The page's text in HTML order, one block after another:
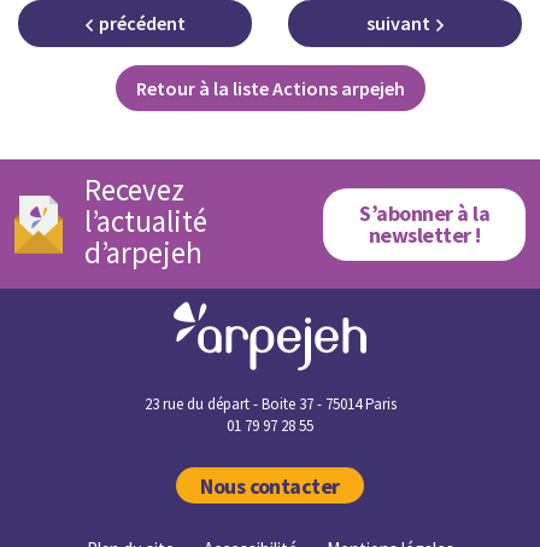
précédent
Retour à la liste Actions arpejeh
suivant
Recevez
l’actualité
d’arpejeh
S’abonner à la
newsletter !
23 rue du départ - Boite 37 - 75014 Paris
01 79 97 28 55
Nous contacter